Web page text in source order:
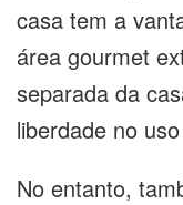
casa tem a
área gourmet
separada da
liberdade no
No entanto,